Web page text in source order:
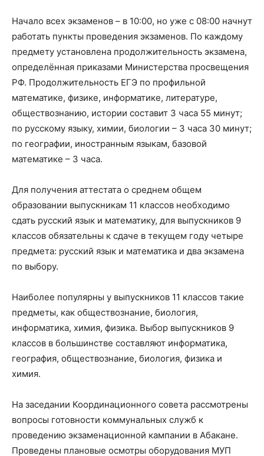
Начало всех экзаменов – в 10:00, но уже с 08:00 начнут
работать пункты проведения экзаменов. По каждому
предмету установлена продолжительность экзамена,
определённая приказами Министерства просвещения
РФ. Продолжительность ЕГЭ по профильной
математике, физике, информатике, литературе,
обществознанию, истории составит 3 часа 55 минут;
по русскому языку, химии, биологии – 3 часа 30 минут;
по географии, иностранным языкам, базовой
математике – 3 часа.
Для получения аттестата о среднем общем
образовании выпускникам 11 классов необходимо
сдать русский язык и математику, для выпускников 9
классов обязательны к сдаче в текущем году четыре
предмета: русский язык и математика и два экзамена
по выбору.
Наиболее популярны у выпускников 11 классов такие
предметы, как обществознание, биология,
информатика, химия, физика. Выбор выпускников 9
классов в большинстве составляют информатика,
география, обществознание, биология, физика и
химия.
На заседании Координационного совета рассмотрены
вопросы готовности коммунальных служб к
проведению экзаменационной кампании в Абакане.
Проведены плановые осмотры оборудования МУП